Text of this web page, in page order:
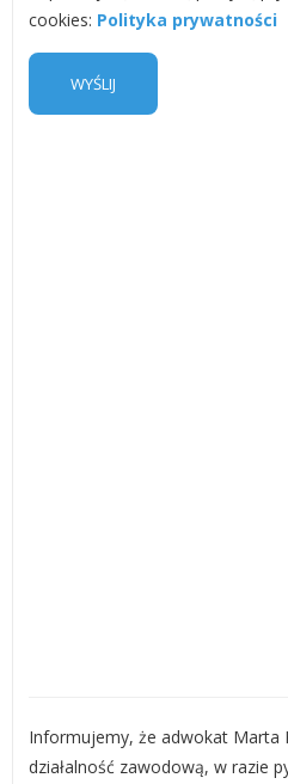
cookies: Polityka prywatności
Informujemy, że adwokat Marta
działalność zawodową, w razie